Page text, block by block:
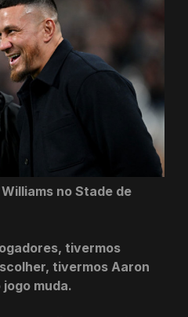
no Stade de
tivermos
tivermos Aaron
muda.